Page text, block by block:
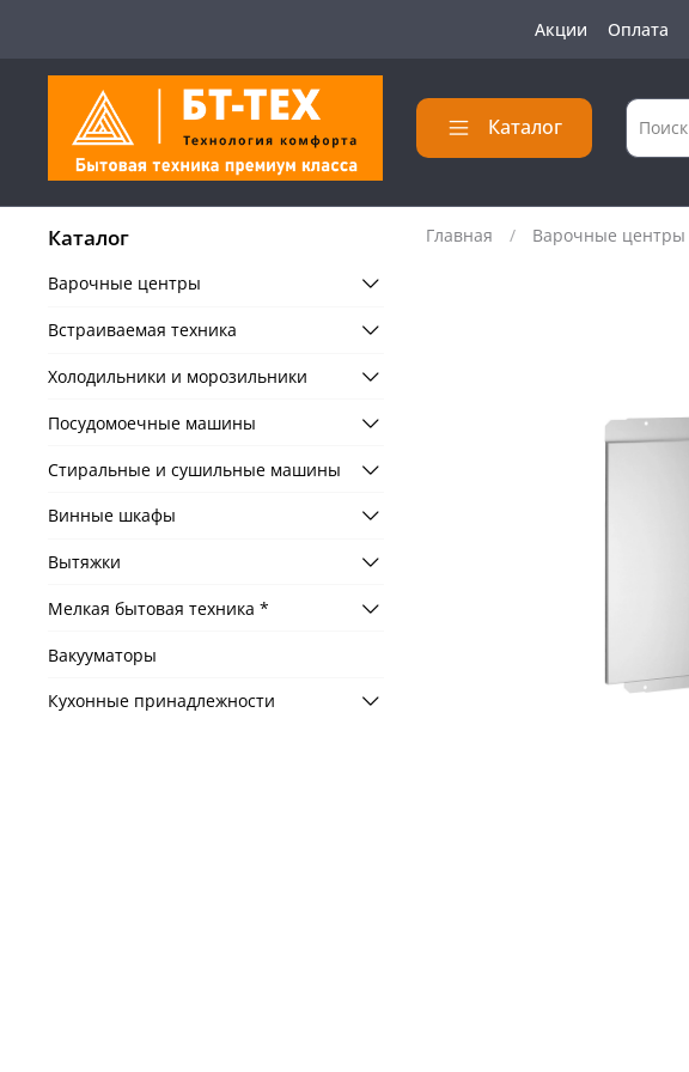
Акции Оплата
Каталог
Главная Варочные центры
Каталог
Варочные центры
Встраиваемая техника
Холодильники и морозильники
Посудомоечные машины
Стиральные и сушильные машины
Винные шкафы
Вытяжки
Мелкая бытовая техника *
Вакууматоры
Кухонные принадлежности